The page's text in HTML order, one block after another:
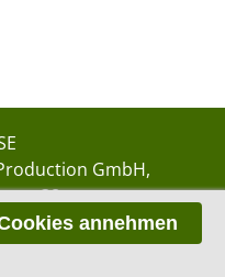
GmbH
38
annehmen